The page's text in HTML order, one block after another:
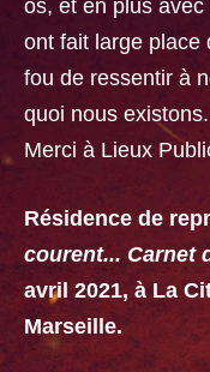
os, et en plus
ont fait large place
fou de ressentir à
quoi nous existons.
Merci à Lieux
Résidence de
courent... Carnet
avril 2021, à La
Marseille.